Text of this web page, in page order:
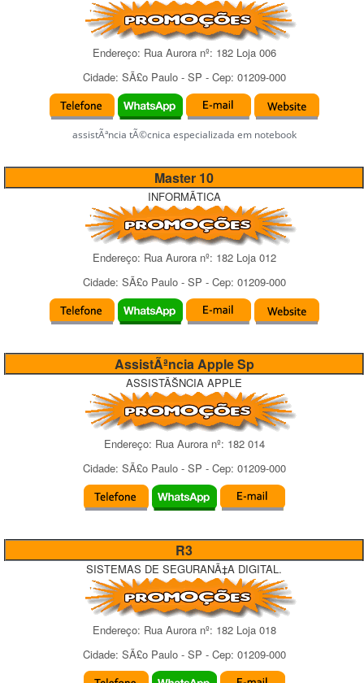
Endereço: Rua Auroranº: 182 Loja 006
Cidade: SÃ£o Paulo- SP - Cep: 01209-000
assistÃªncia tÃ©cnica especializada em notebook
Master 10
INFORMÃTICA
Endereço: Rua Auroranº: 182 Loja 012
Cidade: SÃ£o Paulo- SP - Cep: 01209-000
AssistÃªncia Apple Sp
ASSISTÃŠNCIA APPLE
Endereço: Rua Auroranº: 182 014
Cidade: SÃ£o Paulo- SP - Cep: 01209-000
R3
SISTEMAS DE SEGURANÃ‡A DIGITAL.
Endereço: Rua Auroranº: 182 Loja 018
Cidade: SÃ£o Paulo- SP - Cep: 01209-000